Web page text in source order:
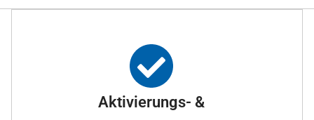
Aktivierungs- &